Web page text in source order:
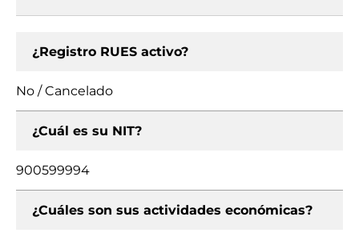
¿Registro RUES activo?
No / Cancelado
¿Cuál es su NIT?
900599994
¿Cuáles son sus actividades económicas?